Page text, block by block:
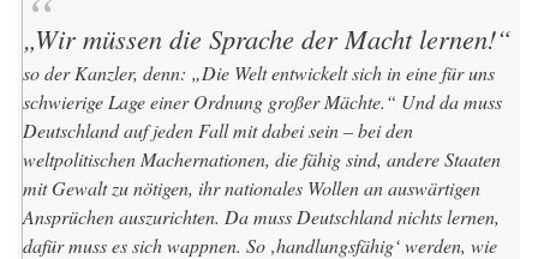
„Wir müssen die Sprache der Macht lernen!“
so der Kanzler, denn: „Die Welt entwickelt sich in eine für uns
schwierige Lage einer Ordnung großer Mächte.“ Und da muss
Deutschland auf jeden Fall mit dabei sein – bei den
weltpolitischen Machernationen, die fähig sind, andere Staaten
mit Gewalt zu nötigen, ihr nationales Wollen an auswärtigen
Ansprüchen auszurichten. Da muss Deutschland nichtslernen,
dafür muss es sichwappnen. So ‚handlungsfähig‘ werden, wie